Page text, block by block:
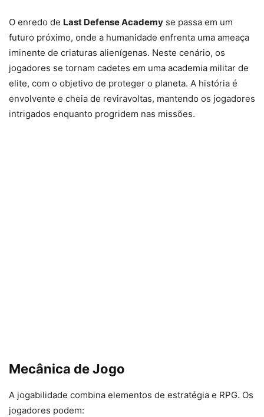
O enredo de Last Defense Academy se passa em um
futuro próximo, onde a humanidade enfrenta uma ameaça
iminente de criaturas alienígenas. Neste cenário, os
jogadores se tornam cadetes em uma academia militar de
elite, com o objetivo de proteger o planeta. A história é
envolvente e cheia de reviravoltas, mantendo os jogadores
intrigados enquanto progridem nas missões.
Mecânica de Jogo
A jogabilidade combina elementos de estratégia e RPG. Os
jogadores podem: